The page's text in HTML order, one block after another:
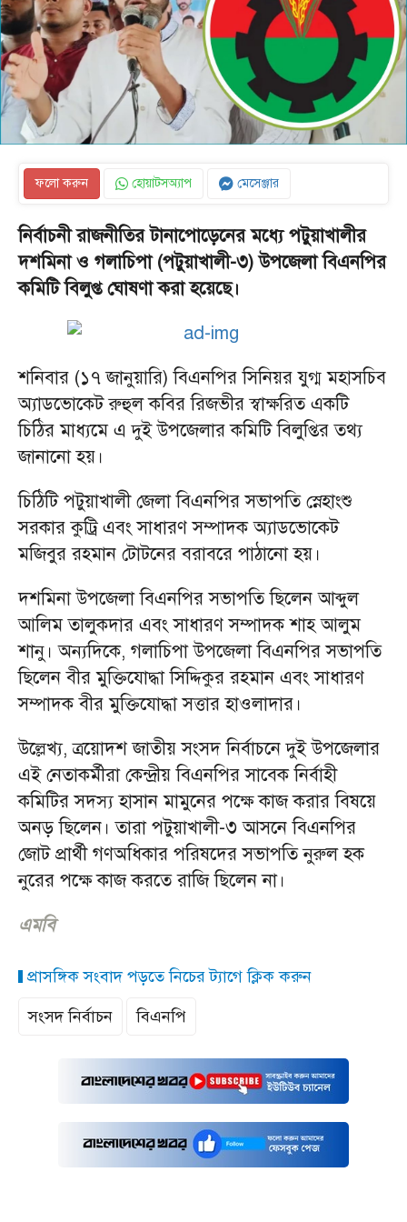
ফলো করুন হোয়াটসঅ্যাপ মেসেঞ্জার
নির্বাচনী রাজনীতির টানাপোড়েনের মধ্যে পটুয়াখালীর
দশমিনা ও গলাচিপা (পটুয়াখালী-৩) উপজেলা বিএনপির
কমিটি বিলুপ্ত ঘোষণা করা হয়েছে।
শনিবার (১৭ জানুয়ারি) বিএনপির সিনিয়র যুগ্ম মহাসচিব
অ্যাডভোকেট রুহুল কবির রিজভীর স্বাক্ষরিত একটি
চিঠির মাধ্যমে এ দুই উপজেলার কমিটি বিলুপ্তির তথ্য
জানানো হয়।
চিঠিটি পটুয়াখালী জেলা বিএনপির সভাপতি স্নেহাংশু
সরকার কুট্রি এবং সাধারণ সম্পাদক অ্যাডভোকেট
মজিবুর রহমান টোটনের বরাবরে পাঠানো হয়।
দশমিনা উপজেলা বিএনপির সভাপতি ছিলেন আব্দুল
আলিম তালুকদার এবং সাধারণ সম্পাদক শাহ আলুম
শানু। অন্যদিকে, গলাচিপা উপজেলা বিএনপির সভাপতি
ছিলেন বীর মুক্তিযোদ্ধা সিদ্দিকুর রহমান এবং সাধারণ
সম্পাদক বীর মুক্তিযোদ্ধা সত্তার হাওলাদার।
উল্লেখ্য, ত্রয়োদশ জাতীয় সংসদ নির্বাচনে দুই উপজেলার
এই নেতাকর্মীরা কেন্দ্রীয় বিএনপির সাবেক নির্বাহী
কমিটির সদস্য হাসান মামুনের পক্ষে কাজ করার বিষয়ে
অনড় ছিলেন। তারা পটুয়াখালী-৩ আসনে বিএনপির
জোট প্রার্থী গণঅধিকার পরিষদের সভাপতি নুরুল হক
নুরের পক্ষে কাজ করতে রাজি ছিলেন না।
এমবি
প্রাসঙ্গিক সংবাদ পড়তে নিচের ট্যাগে ক্লিক করুন
সংসদ নির্বাচন
বিএনপি